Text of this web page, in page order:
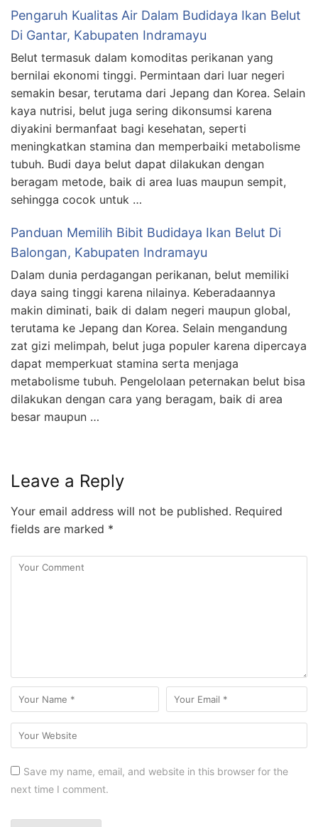
Pengaruh Kualitas Air Dalam Budidaya Ikan Belut
Di Gantar, Kabupaten Indramayu
Belut termasuk dalam komoditas perikanan yang
bernilai ekonomi tinggi. Permintaan dari luar negeri
semakin besar, terutama dari Jepang dan Korea. Selain
kaya nutrisi, belut juga sering dikonsumsi karena
diyakini bermanfaat bagi kesehatan, seperti
meningkatkan stamina dan memperbaiki metabolisme
tubuh. Budi daya belut dapat dilakukan dengan
beragam metode, baik di area luas maupun sempit,
sehingga cocok untuk …
Panduan Memilih Bibit Budidaya Ikan Belut Di
Balongan, Kabupaten Indramayu
Dalam dunia perdagangan perikanan, belut memiliki
daya saing tinggi karena nilainya. Keberadaannya
makin diminati, baik di dalam negeri maupun global,
terutama ke Jepang dan Korea. Selain mengandung
zat gizi melimpah, belut juga populer karena dipercaya
dapat memperkuat stamina serta menjaga
metabolisme tubuh. Pengelolaan peternakan belut bisa
dilakukan dengan cara yang beragam, baik di area
besar maupun …
Leave a Reply
Your email address will not be published. Required
fields are marked *
Save my name, email, and website in this browser for the
next time I comment.